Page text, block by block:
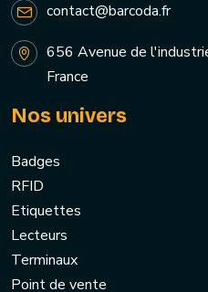
contact@barcoda.fr
656 Avenue de
France
Nos univers
Badges
RFID
Etiquettes
Lecteurs
Terminaux
Point de vente